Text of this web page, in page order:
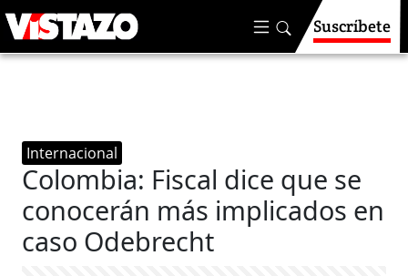
Suscríbete
Internacional
Colombia: Fiscal dice que se
conocerán más implicados en
caso Odebrecht